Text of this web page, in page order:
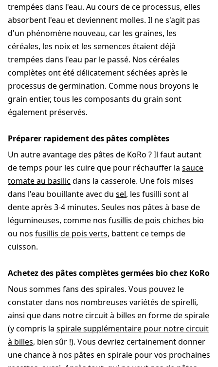
trempées dans l'eau. Au cours de ce processus, elles
absorbent l'eau et deviennent molles. Il ne s'agit pas
d'un phénomène nouveau, car les graines, les
céréales, les noix et les semences étaient déjà
trempées dans l'eau par le passé. Nos céréales
complètes ont été délicatement séchées après le
processus de germination. Comme nous broyons le
grain entier, tous les composants du grain sont
également préservés.
Préparer rapidement des pâtes complètes
Un autre avantage des pâtes de KoRo ? Il faut autant
de temps pour les cuire que pour réchauffer la sauce
tomate au basilic dans la casserole. Une fois mises
dans l'eau bouillante avec du sel, les fusilli sont al
dente après 3-4 minutes. Seules nos pâtes à base de
légumineuses, comme nos fusillis de pois chiches bio
ou nos fusillis de pois verts, battent ce temps de
cuisson.
Achetez des pâtes complètes germées bio chez KoRo
Nous sommes fans des spirales. Vous pouvez le
constater dans nos nombreuses variétés de spirelli,
ainsi que dans notrecircuit à billes en forme de spirale
(y compris la spirale supplémentaire pour notre circuit
à billes, bien sûr !). Vous devriez certainement donner
une chance à nos pâtes en spirale pour vos prochaines